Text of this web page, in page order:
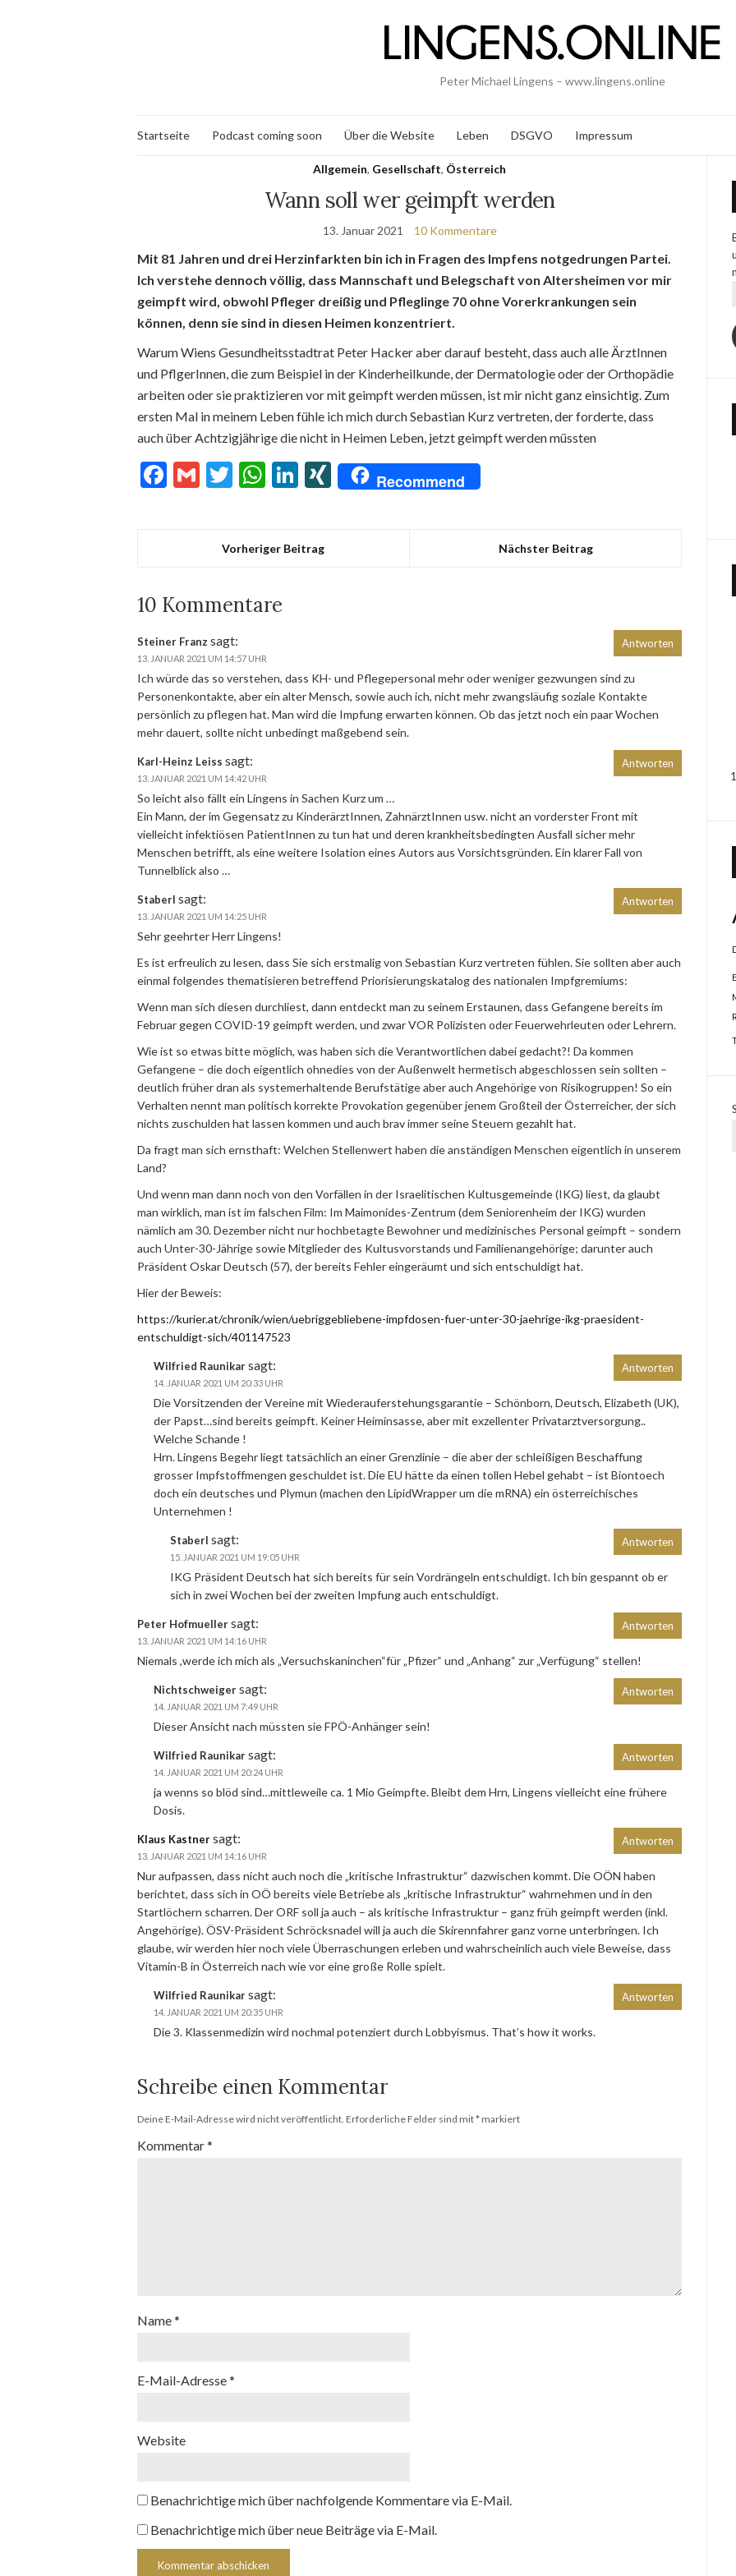
Peter Michael Lingens – www.lingens.online
Startseite Podcast coming soon Über die Website Leben DSGVO Impressum
Allgemein, Gesellschaft, Österreich
Wann soll wer geimpft werden
13. Januar 2021 10 Kommentare
Mit 81 Jahren und drei Herzinfarkten bin ich in Fragen des Impfens notgedrungen Partei.
Ich verstehe dennoch völlig, dass Mannschaft und Belegschaft von Altersheimen vor mir
geimpft wird, obwohl Pfleger dreißig und Pfleglinge 70 ohne Vorerkrankungen sein
können, denn sie sind in diesen Heimen konzentriert.
Warum Wiens Gesundheitsstadtrat Peter Hacker aber darauf besteht, dass auch alle ÄrztInnen
und PflgerInnen, die zum Beispiel in der Kinderheilkunde, der Dermatologie oder der Orthopädie
arbeiten oder sie praktizieren vor mit geimpft werden müssen, ist mir nicht ganz einsichtig. Zum
ersten Mal in meinem Leben fühle ich mich durch Sebastian Kurz vertreten, der forderte, dass
auch über Achtzigjährige die nicht in Heimen Leben, jetzt geimpft werden müssten
Facebook
GmailTwitter
WhatsApp
LinkedIn
XINGRecommend
Vorheriger Beitrag Nächster Beitrag
10 Kommentare
Steiner Franz sagt:
13. JANUAR 2021 UM 14:57 UHR
Ich würde das so verstehen, dass KH- und Pflegepersonal mehr oder weniger gezwungen sind zu
Personenkontakte, aber ein alter Mensch, sowie auch ich, nicht mehr zwangsläufig soziale Kontakte
persönlich zu pflegen hat. Man wird die Impfung erwarten können. Ob das jetzt noch ein paar Wochen
mehr dauert, sollte nicht unbedingt maßgebend sein.
Antworten
Karl-Heinz Leiss sagt:
13. JANUAR 2021 UM 14:42 UHR
So leicht also fällt ein Lingens in Sachen Kurz um …
Ein Mann, der im Gegensatz zu KinderärztInnen, ZahnärztInnen usw. nicht an vorderster Front mit
vielleicht infektiösen PatientInnen zu tun hat und deren krankheitsbedingten Ausfall sicher mehr
Menschen betrifft, als eine weitere Isolation eines Autors aus Vorsichtsgründen. Ein klarer Fall von
Tunnelblick also …
Antworten
Staberl sagt:
13. JANUAR 2021 UM 14:25 UHR
Sehr geehrter Herr Lingens!
Es ist erfreulich zu lesen, dass Sie sich erstmalig von Sebastian Kurz vertreten fühlen. Sie sollten aber auch
einmal folgendes thematisieren betreffend Priorisierungskatalog des nationalen Impfgremiums:
Wenn man sich diesen durchliest, dann entdeckt man zu seinem Erstaunen, dass Gefangene bereits im
Februar gegen COVID-19 geimpft werden, und zwar VOR Polizisten oder Feuerwehrleuten oder Lehrern.
Wie ist so etwas bitte möglich, was haben sich die Verantwortlichen dabei gedacht?! Da kommen
Gefangene – die doch eigentlich ohnedies von der Außenwelt hermetisch abgeschlossen sein sollten –
deutlich früher dran als systemerhaltende Berufstätige aber auch Angehörige von Risikogruppen! So ein
Verhalten nennt man politisch korrekte Provokation gegenüber jenem Großteil der Österreicher, der sich
nichts zuschulden hat lassen kommen und auch brav immer seine Steuern gezahlt hat.
Da fragt man sich ernsthaft: Welchen Stellenwert haben die anständigen Menschen eigentlich in unserem
Land?
Und wenn man dann noch von den Vorfällen in der Israelitischen Kultusgemeinde (IKG) liest, da glaubt
man wirklich, man ist im falschen Film: Im Maimonides-Zentrum (dem Seniorenheim der IKG) wurden
nämlich am 30. Dezember nicht nur hochbetagte Bewohner und medizinisches Personal geimpft – sondern
auch Unter-30-Jährige sowie Mitglieder des Kultusvorstands und Familienangehörige; darunter auch
Präsident Oskar Deutsch (57), der bereits Fehler eingeräumt und sich entschuldigt hat.
Hier der Beweis:
https://kurier.at/chronik/wien/uebriggebliebene-impfdosen-fuer-unter-30-jaehrige-ikg-praesident-
entschuldigt-sich/401147523
Antworten
Wilfried Raunikarsagt:
14. JANUAR 2021 UM 20:33 UHR
Die Vorsitzenden der Vereine mit Wiederauferstehungsgarantie – Schönborn, Deutsch, Elizabeth (UK),
der Papst…sind bereits geimpft. Keiner Heiminsasse, aber mit exzellenter Privatarztversorgung..
Welche Schande !
Hrn. Lingens Begehr liegt tatsächlich an einer Grenzlinie – die aber der schleißigen Beschaffung
grosser Impfstoffmengen geschuldet ist. Die EU hätte da einen tollen Hebel gehabt – ist Biontoech
doch ein deutsches und Plymun (machen den LipidWrapper um die mRNA) ein österreichisches
Unternehmen !
Antworten
Staberl sagt:
15. JANUAR 2021 UM 19:05 UHR
IKG Präsident Deutsch hat sich bereits für sein Vordrängeln entschuldigt. Ich bin gespannt ob er
sich in zwei Wochen bei der zweiten Impfung auch entschuldigt.
Antworten
Peter Hofmuellersagt:
13. JANUAR 2021 UM 14:16 UHR
Niemals ,werde ich mich als „Versuchskaninchen“für „Pfizer“ und „Anhang“ zur „Verfügung“ stellen!
Antworten
Nichtschweigersagt:
14. JANUAR 2021 UM 7:49 UHR
Dieser Ansicht nach müssten sie FPÖ-Anhänger sein!
Antworten
Wilfried Raunikarsagt:
14. JANUAR 2021 UM 20:24 UHR
ja wenns so blöd sind…mittleweile ca. 1 Mio Geimpfte. Bleibt dem Hrn, Lingens vielleicht eine frühere
Dosis.
Antworten
Klaus Kastnersagt:
13. JANUAR 2021 UM 14:16 UHR
Nur aufpassen, dass nicht auch noch die „kritische Infrastruktur“ dazwischen kommt. Die OÖN haben
berichtet, dass sich in OÖ bereits viele Betriebe als „kritische Infrastruktur“ wahrnehmen und in den
Startlöchern scharren. Der ORF soll ja auch – als kritische Infrastruktur – ganz früh geimpft werden (inkl.
Angehörige). ÖSV-Präsident Schröcksnadel will ja auch die Skirennfahrer ganz vorne unterbringen. Ich
glaube, wir werden hier noch viele Überraschungen erleben und wahrscheinlich auch viele Beweise, dass
Vitamin-B in Österreich nach wie vor eine große Rolle spielt.
Antworten
Wilfried Raunikarsagt:
14. JANUAR 2021 UM 20:35 UHR
Die 3. Klassenmedizin wird nochmal potenziert durch Lobbyismus. That’s how it works.
Antworten
Schreibe einen Kommentar
Deine E-Mail-Adresse wird nicht veröffentlicht. Erforderliche Felder sind mit*markiert
Kommentar*
Name*
E-Mail-Adresse*
Website
Benachrichtige mich über nachfolgende Kommentare via E-Mail.
Benachrichtige mich über neue Beiträge via E-Mail.